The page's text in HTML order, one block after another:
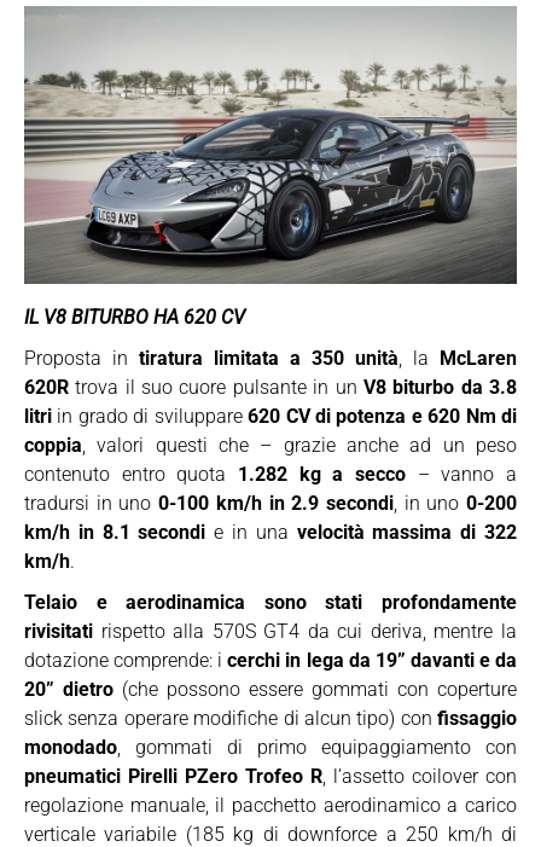
IL V8 BITURBO HA 620 CV
Proposta in tiratura limitata a 350 unità , la McLaren
620R trova il suo cuore pulsante in un V8 biturbo da 3.8
litri in grado di sviluppare620 CV di potenza e 620 Nm di
coppia , valori questi che – grazie anche ad un peso
contenuto entro quota 1.282 kg a secco – vanno a
tradursi in uno0-100 km/h in 2.9 secondi, in uno0-200
km/h in 8.1 secondi e in una velocità massima di 322
km/h.
Telaio e aerodinamica sono stati profondamente
rivisitati rispetto alla 570S GT4 da cui deriva, mentre la
dotazione comprende: icerchi in lega da 19” davanti e da
20” dietro (che possono essere gommati con coperture
slick senza operare modifiche di alcun tipo) con fissaggio
monodado , gommati di primo equipaggiamento con
pneumatici Pirelli PZero Trofeo R , l’assetto coilover con
regolazione manuale, il pacchetto aerodinamico a carico
verticale variabile (185 kg di downforce a 250 km/h di